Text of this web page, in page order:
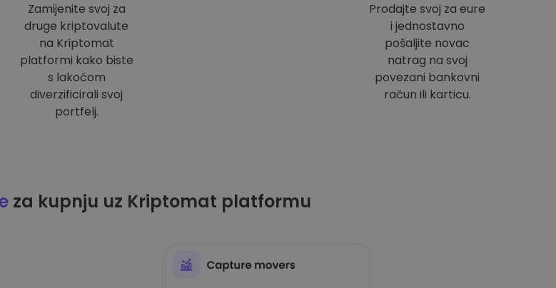
Zamijenite svoj za
druge kriptovalute
na Kriptomat
platformi kako biste
s lakoćom
diverzificirali svoj
portfelj.
Prodajte svoj za eure
i jednostavno
pošaljite novac
natrag na svoj
povezani bankovni
račun ili karticu.
za kupnju uz Kriptomat platformu